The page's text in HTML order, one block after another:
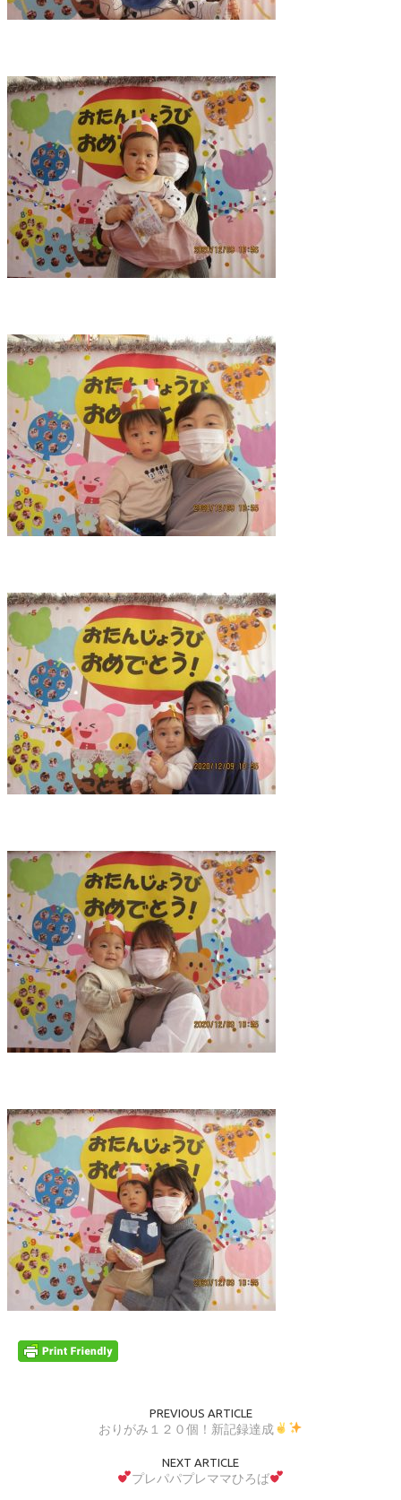
PREVIOUS ARTICLE
おりがみ１２０個！新記録達成
NEXT ARTICLE
プレパパプレママひろば